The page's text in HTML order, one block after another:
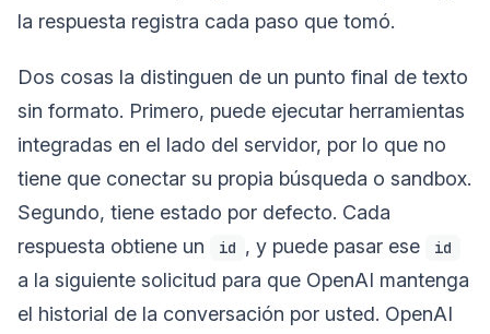
la respuesta registra cada paso que tomó.
Dos cosas la distinguen de un punto final de texto
sin formato. Primero, puede ejecutar herramientas
integradas en el lado del servidor, por lo que no
tiene que conectar su propia búsqueda o sandbox.
Segundo, tiene estado por defecto. Cada
respuesta obtiene un
id , y puede pasar ese id
a la siguiente solicitud para que OpenAI mantenga
el historial de la conversación por usted. OpenAI